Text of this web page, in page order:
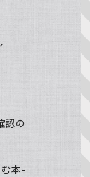
認の
本-